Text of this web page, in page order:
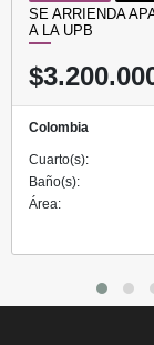
SE ARRIENDA
A LA UPB
Colombia
Cuarto(s):
Baño(s):
Área: